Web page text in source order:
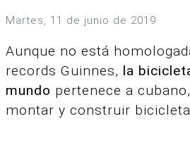
martes, 11 de junio de 2019
Aunque no está
records Guinnes, la
mundo pertenece a
montar y construir